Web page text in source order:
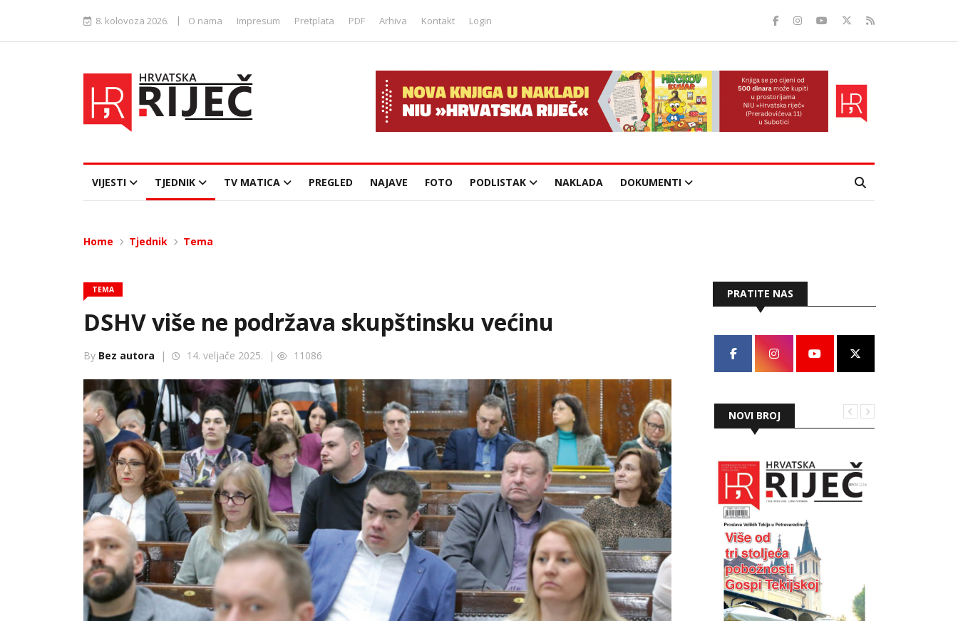
8. kolovoza 2026. | O nama Impresum Pretplata PDF Arhiva Kontakt Login
VIJESTI TJEDNIK TV MATICA PREGLED NAJAVE FOTO PODLISTAK NAKLADA DOKUMENTI
Home Tjednik Tema
TEMA
DSHV više ne podržava skupštinsku većinu
By Bez autora | 14. veljače 2025. | 11086
PRATITE NAS
NOVI BROJ